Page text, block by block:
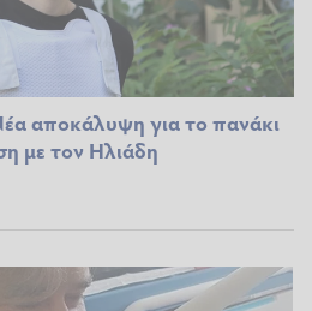
αποκάλυψη για το πανάκι
με τον Ηλιάδη